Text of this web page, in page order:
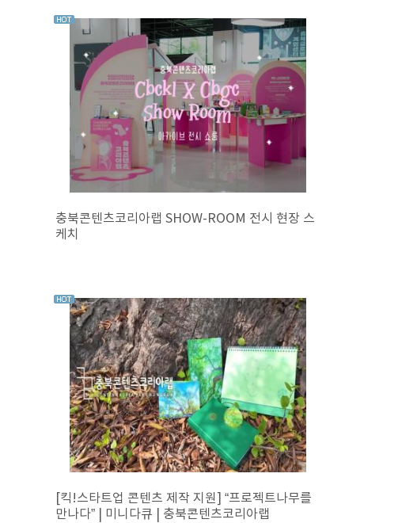
충북콘텐츠코리아랩 SHOW-ROOM 전시 현장 스
케치
[킥!스타트업 콘텐츠 제작 지원] “프로젝트나무를
만나다” | 미니다큐 | 충북콘텐츠코리아랩